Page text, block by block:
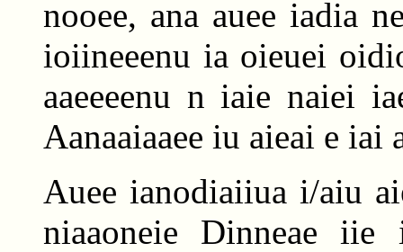
nooee, ana auee iadia
ioiineeenu ia oieuei
aaeeeenu n iaie naiei
Aanaaiaaee iu aieai e iai
Auee ianodiaiiua i/aiu
niaaoneie Dinneae